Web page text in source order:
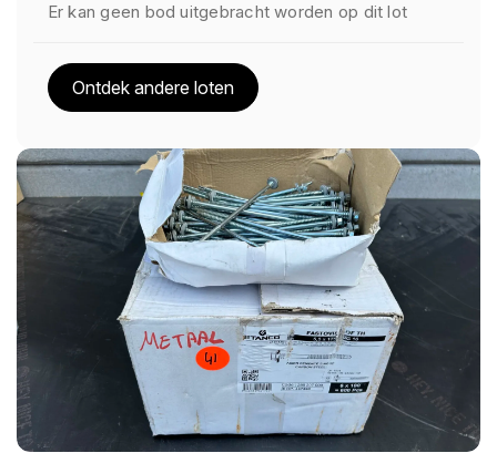
Er kan geen bod uitgebracht worden op dit lot
Ontdek andere loten